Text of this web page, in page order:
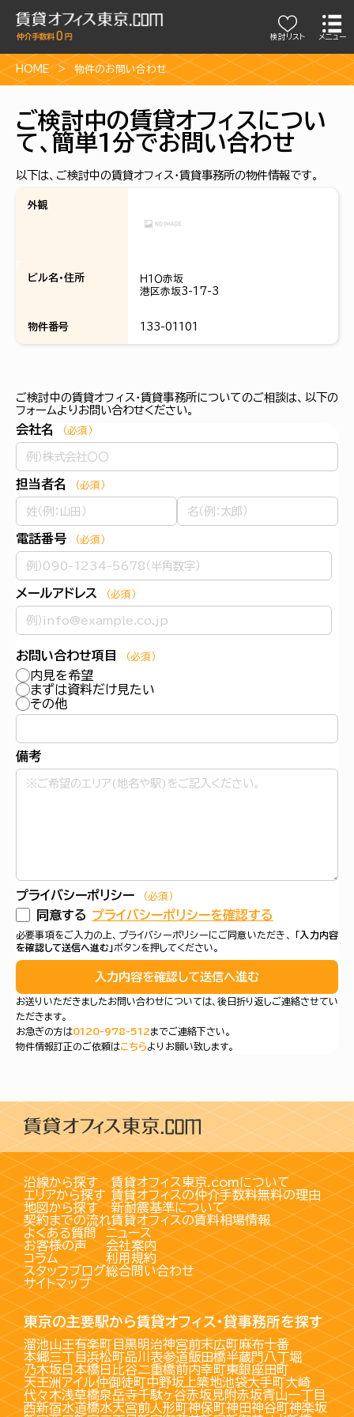
検討リスト メニュー
HOME 物件のお問い合わせ
ご検討中の賃貸オフィスについ
て、簡単1分でお問い合わせ
以下は、ご検討中の賃貸オフィス・賃貸事務所の物件情報です。
外観
ビル名・住所
Ｈ１Ｏ赤坂
港区赤坂3-17-3
物件番号 133-01101
ご検討中の賃貸オフィス・賃貸事務所についてのご相談は、以下の
フォームよりお問い合わせください。
会社名 （必須）
担当者名 （必須）
電話番号 （必須）
メールアドレス （必須）
お問い合わせ項目 （必須）
内見を希望
まずは資料だけ見たい
その他
備考
プライバシーポリシー （必須）
同意する プライバシーポリシーを確認する
必要事項をご入力の上、プライバシーポリシーにご同意いただき、
「入力内容
を確認して送信へ進む」ボタンを押してください。
入力内容を確認して送信へ進む
お送りいただきましたお問い合わせについては、後日折り返しご連絡させてい
ただきます。
お急ぎの方は0120-978-512までご連絡下さい。
物件情報訂正のご依頼はこちらよりお願い致します。
沿線から探す
エリアから探す
地図から探す
契約までの流れ
賃貸オフィス東京.comについて
賃貸オフィスの仲介手数料無料の理由
新耐震基準について
賃貸オフィスの賃料相場情報
よくある質問
お客様の声
コラム
スタッフブログ
サイトマップ
ニュース
会社案内
利用規約
総合問い合わせ
東京の主要駅から賃貸オフィス・貸事務所を探す
溜池山王有楽町目黒明治神宮前末広町麻布十番
本郷三丁目浜松町品川 表参道飯田橋半蔵門八丁堀
乃木坂日本橋日比谷二重橋前内幸町東銀座田町
天王洲アイル仲御徒町中野坂上築地池袋大手町大崎
代々木浅草橋泉岳寺千駄ヶ谷赤坂見附赤坂青山一丁目
西新宿水道橋水天宮前人形町神保町神田神谷町神楽坂